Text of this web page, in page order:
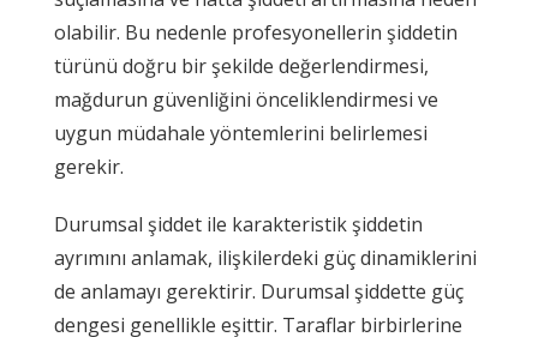
olabilir. Bu nedenle profesyonellerin şiddetin
türünü doğru bir şekilde değerlendirmesi,
mağdurun güvenliğini önceliklendirmesi ve
uygun müdahale yöntemlerini belirlemesi
gerekir.
Durumsal şiddet ile karakteristik şiddetin
ayrımını anlamak, ilişkilerdeki güç dinamiklerini
de anlamayı gerektirir. Durumsal şiddette güç
dengesi genellikle eşittir. Taraflar birbirlerine